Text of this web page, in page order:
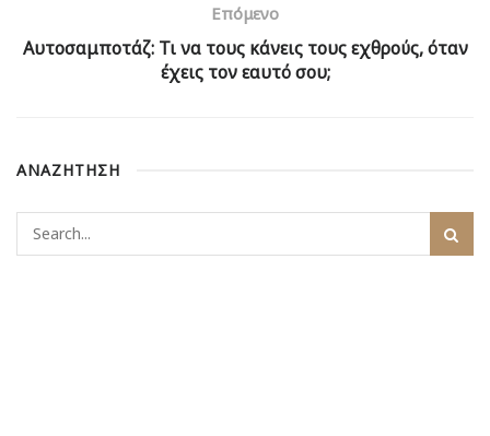
Επόμενο
Αυτοσαμποτάζ: Τι να τους κάνεις τους εχθρούς, όταν
έχεις τον εαυτό σου;
ΑΝΑΖΗΤΗΣΗ